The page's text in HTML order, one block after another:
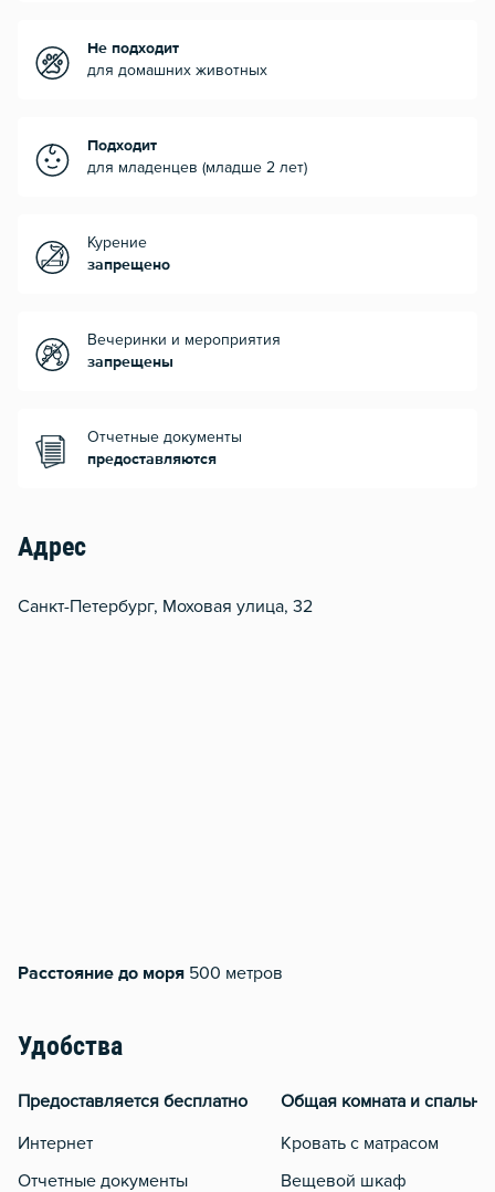
Не подходит
для домашних животных
Подходит
для младенцев (младше 2 лет)
Курение
запрещено
Вечеринки и мероприятия
запрещены
Отчетные документы
предоставляются
Адрес
Санкт-Петербург, Моховая улица, 32
Расстояние до моря 500 метров
Удобства
Предоставляется бесплатно
Интернет
Отчетные документы
Общая комната и спальня
Кровать с матрасом
Вещевой шкаф